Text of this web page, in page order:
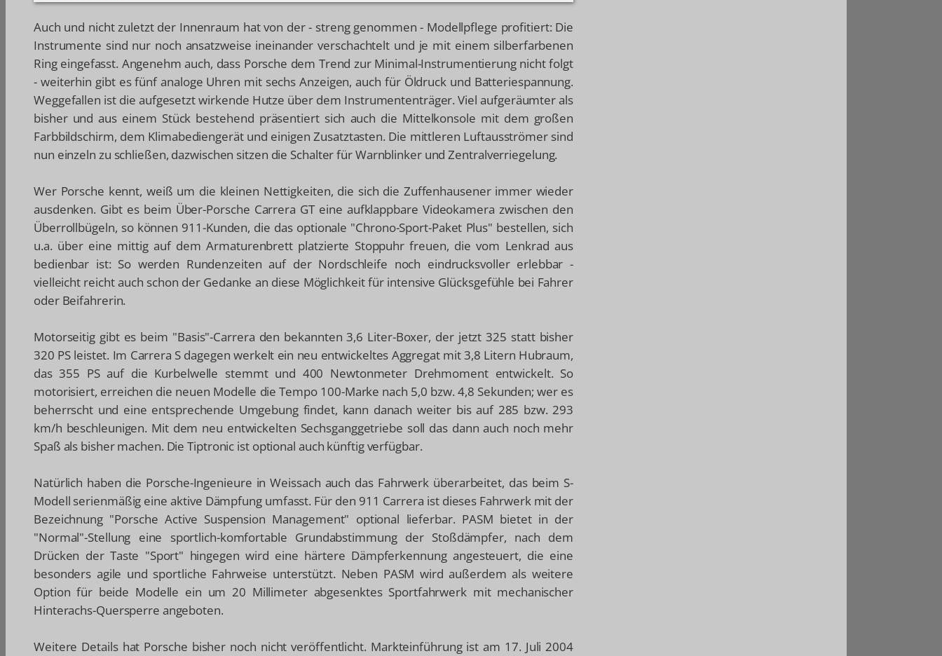
Auch und nicht zuletzt der Innenraum hat von der - streng genommen - Modellpflege profitiert: Die
Instrumente sind nur noch ansatzweise ineinander verschachtelt und je mit einem silberfarbenen
Ring eingefasst. Angenehm auch, dass Porsche dem Trend zur Minimal-Instrumentierung nicht folgt
- weiterhin gibt es fünf analoge Uhren mit sechs Anzeigen, auch für Öldruck und Batteriespannung.
Weggefallen ist die aufgesetzt wirkende Hutze über dem Instrumententräger. Viel aufgeräumter als
bisher und aus einem Stück bestehend präsentiert sich auch die Mittelkonsole mit dem großen
Farbbildschirm, dem Klimabediengerät und einigen Zusatztasten. Die mittleren Luftausströmer sind
nun einzeln zu schließen, dazwischen sitzen die Schalter für Warnblinker und Zentralverriegelung.
Wer Porsche kennt, weiß um die kleinen Nettigkeiten, die sich die Zuffenhausener immer wieder
ausdenken. Gibt es beim Über-Porsche Carrera GT eine aufklappbare Videokamera zwischen den
Überrollbügeln, so können 911-Kunden, die das optionale "Chrono-Sport-Paket Plus" bestellen, sich
u.a. über eine mittig auf dem Armaturenbrett platzierte Stoppuhr freuen, die vom Lenkrad aus
bedienbar ist: So werden Rundenzeiten auf der Nordschleife noch eindrucksvoller erlebbar -
vielleicht reicht auch schon der Gedanke an diese Möglichkeit für intensive Glücksgefühle bei Fahrer
oder Beifahrerin.
Motorseitig gibt es beim "Basis"-Carrera den bekannten 3,6 Liter-Boxer, der jetzt 325 statt bisher
320 PS leistet. Im Carrera S dagegen werkelt ein neu entwickeltes Aggregat mit 3,8 Litern Hubraum,
das 355 PS auf die Kurbelwelle stemmt und 400 Newtonmeter Drehmoment entwickelt. So
motorisiert, erreichen die neuen Modelle die Tempo 100-Marke nach 5,0 bzw. 4,8 Sekunden; wer es
beherrscht und eine entsprechende Umgebung findet, kann danach weiter bis auf 285 bzw. 293
km/h beschleunigen. Mit dem neu entwickelten Sechsganggetriebe soll das dann auch noch mehr
Spaß als bisher machen. Die Tiptronic ist optional auch künftig verfügbar.
Natürlich haben die Porsche-Ingenieure in Weissach auch das Fahrwerk überarbeitet, das beim S-
Modell serienmäßig eine aktive Dämpfung umfasst. Für den 911 Carrera ist dieses Fahrwerk mit der
Bezeichnung "Porsche Active Suspension Management" optional lieferbar. PASM bietet in der
"Normal"-Stellung eine sportlich-komfortable Grundabstimmung der Stoßdämpfer, nach dem
Drücken der Taste "Sport" hingegen wird eine härtere Dämpferkennung angesteuert, die eine
besonders agile und sportliche Fahrweise unterstützt. Neben PASM wird außerdem als weitere
Option für beide Modelle ein um 20 Millimeter abgesenktes Sportfahrwerk mit mechanischer
Hinterachs-Quersperre angeboten.
Weitere Details hat Porsche bisher noch nicht veröffentlicht. Markteinführung ist am 17. Juli 2004